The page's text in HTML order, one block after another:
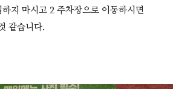
지 마시고 2 주차장으로 이동하시면
같습니다.